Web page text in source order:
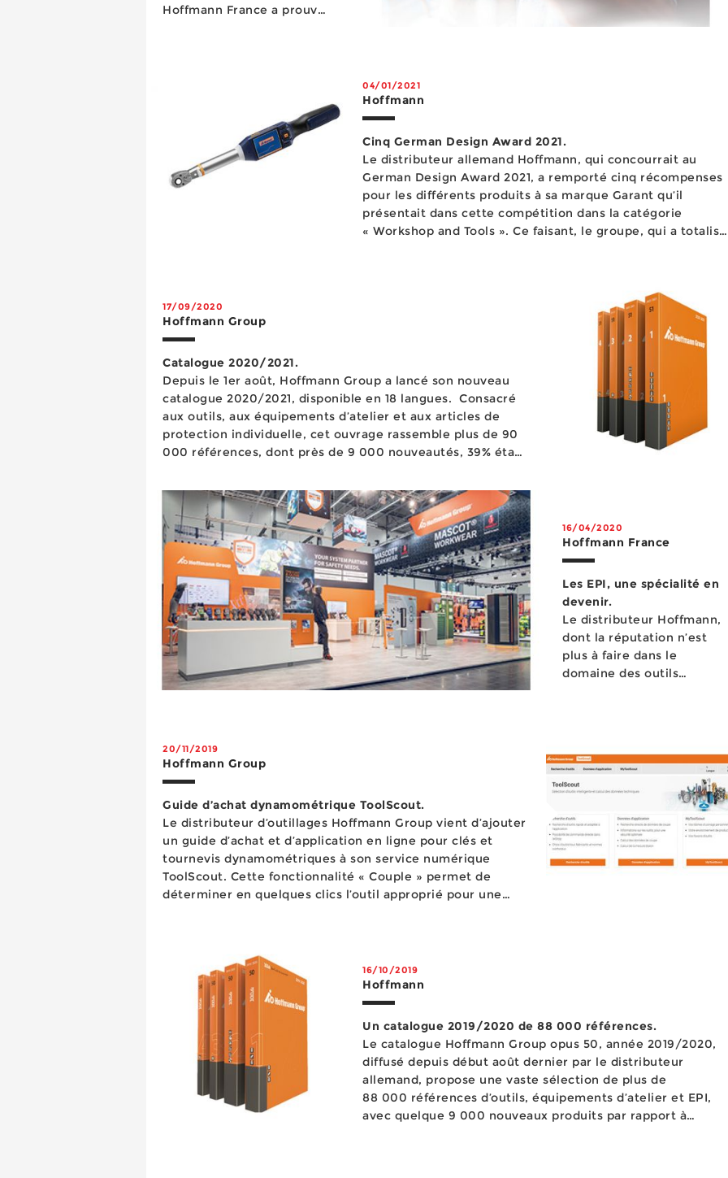
Hoffmann France a prouvé
04/01/2021
Hoffmann
Cinq German Design Award 2021.
Le distributeur allemand Hoffmann, qui concourrait au
German Design Award 2021, a remporté cinq récompenses
pour les différents produits à sa marque Garant qu’il
présentait dans cette compétition dans la catégorie
« Workshop and Tools ». Ce faisant, le groupe, qui a totalisé
17/09/2020
Hoffmann Group
Catalogue 2020/2021.
Depuis le 1er août, Hoffmann Group a lancé son nouveau
catalogue 2020/2021, disponible en 18 langues. Consacré
aux outils, aux équipements d’atelier et aux articles de
protection individuelle, cet ouvrage rassemble plus de 90
000 références, dont près de 9 000 nouveautés, 39% étant
fabricants y fig...
16/04/2020
Hoffmann France
Les EPI, une spécialité en
devenir.
Le distributeur Hoffmann,
dont la réputation n’est
plus à faire dans le
domaine des outils
20/11/2019
Hoffmann Group
Guide d’achat dynamométrique ToolScout.
Le distributeur d’outillages Hoffmann Group vient d’ajouter
un guide d’achat et d’application en ligne pour clés et
tournevis dynamométriques à son service numérique
ToolScout. Cette fonctionnalité « Couple » permet de
déterminer en quelques clics l’outil approprié pour une
16/10/2019
Hoffmann
Un catalogue 2019/2020 de 88 000 références.
Le catalogue Hoffmann Group opus 50, année 2019/2020,
diffusé depuis début août dernier par le distributeur
allemand, propose une vaste sélection de plus de
88 000 références d’outils, équipements d’atelier et EPI,
avec quelque 9 000 nouveaux produits par rapport à